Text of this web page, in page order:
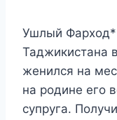
Ушлый Фарход*
Таджикистана
женился на
на родине его
супруга.